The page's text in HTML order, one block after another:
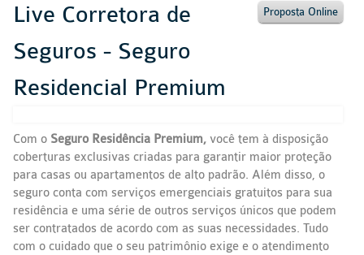
Proposta Online
Live Corretora de
Seguros - Seguro
Residencial Premium
Com o Seguro Residência Premium,você tem à disposição
coberturas exclusivas criadas para garantir maior proteção
para casas ou apartamentos de alto padrão. Além disso, o
seguro conta com serviços emergenciais gratuitos para sua
residência e uma série de outros serviços únicos que podem
ser contratados de acordo com as suas necessidades. Tudo
com o cuidado que o seu patrimônio exige e o atendimento